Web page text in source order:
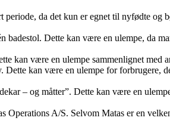
da det kun er egnet til nyfødte
badestol. Dette kan være en ulempe, da
kan være en ulempe sammenlignet
kan være en ulempe for forbrugere,
– og måtter”. Dette kan være en
Operations A/S. Selvom Matas er en